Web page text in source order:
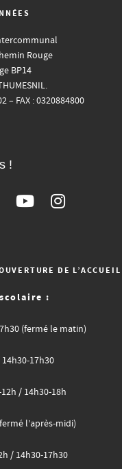
Rouge
BP14
– FAX : 0320884800
!
DE L’ACCUEIL
:
(fermé le matin)
17h30
/ 14h30-18h
l’après-midi)
/ 14h30-17h30